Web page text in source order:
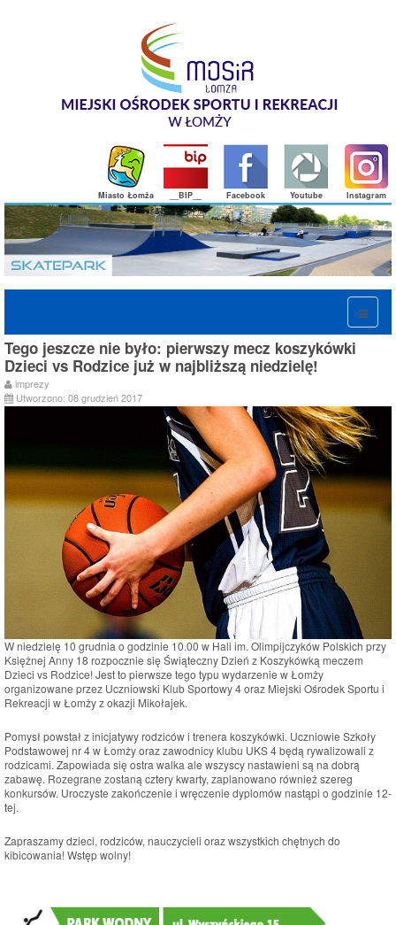
Instagram
Youtube
Facebook
__BIP__
Miasto Łomża
Tego jeszcze nie było: pierwszy mecz koszykówki
Dzieci vs Rodzice już w najbliższą niedzielę!
imprezy
Utworzono: 08 grudzień 2017
W niedzielę 10 grudnia o godzinie 10.00 w Hali im. Olimpijczyków Polskich przy
Księżnej Anny 18 rozpocznie się Świąteczny Dzień z Koszykówką meczem
Dzieci vs Rodzice! Jest to pierwsze tego typu wydarzenie w Łomży
organizowane przez Uczniowski Klub Sportowy 4 oraz Miejski Ośrodek Sportu i
Rekreacji w Łomży z okazji Mikołajek.
Pomysł powstał z inicjatywy rodziców i trenera koszykówki. Uczniowie Szkoły
Podstawowej nr 4 w Łomży oraz zawodnicy klubu UKS 4 będą rywalizowali z
rodzicami. Zapowiada się ostra walka ale wszyscy nastawieni są na dobrą
zabawę. Rozegrane zostaną cztery kwarty, zaplanowano również szereg
konkursów. Uroczyste zakończenie i wręczenie dyplomów nastąpi o godzinie 12-
tej.
Zapraszamy dzieci, rodziców, nauczycieli oraz wszystkich chętnych do
kibicowania! Wstęp wolny!